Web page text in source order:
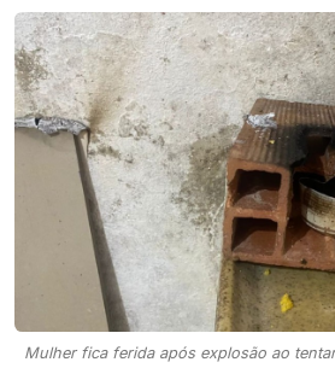
Mulher fica ferida após explosão ao